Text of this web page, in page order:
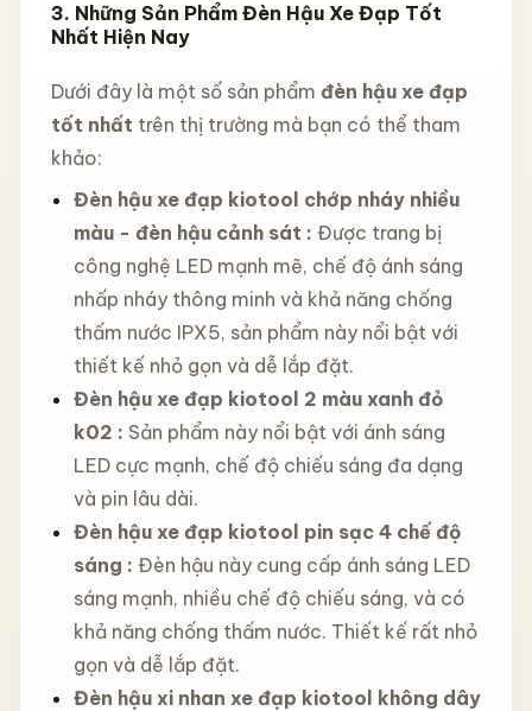
3. Những Sản Phẩm Đèn Hậu Xe Đạp Tốt
Nhất Hiện Nay
Dưới đây là một số sản phẩm đèn hậu xe đạp
tốt nhất trên thị trường mà bạn có thể tham
khảo:
Đèn hậu xe đạp kiotool chớp nháy nhiều
màu - đèn hậu cảnh sát : Được trang bị
công nghệ LED mạnh mẽ, chế độ ánh sáng
nhấp nháy thông minh và khả năng chống
thấm nước IPX5, sản phẩm này nổi bật với
thiết kế nhỏ gọn và dễ lắp đặt.
Đèn hậu xe đạp kiotool 2 màu xanh đỏ
k02 : Sản phẩm này nổi bật với ánh sáng
LED cực mạnh, chế độ chiếu sáng đa dạng
và pin lâu dài.
Đèn hậu xe đạp kiotool pin sạc 4 chế độ
sáng​​​​​​​ : Đèn hậu này cung cấp ánh sáng LED
sáng mạnh, nhiều chế độ chiếu sáng, và có
khả năng chống thấm nước. Thiết kế rất nhỏ
gọn và dễ lắp đặt.
Đèn hậu xi nhan xe đạp kiotool không dây